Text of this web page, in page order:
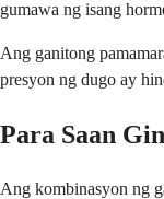
gumawa ng isang
Ang ganitong
presyon ng dugo ay
Para Saan
Ang kombinasyon ng